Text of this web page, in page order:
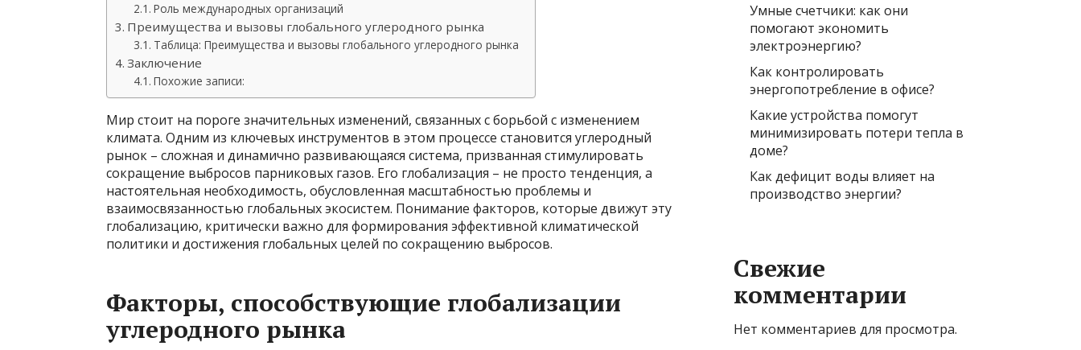
Роль международных организаций
Преимущества и вызовы глобального углеродного рынка
Таблица: Преимущества и вызовы глобального углеродного рынка
Заключение
Похожие записи:
Мир стоит на пороге значительных изменений, связанных с борьбой с изменением
климата. Одним из ключевых инструментов в этом процессе становится углеродный
рынок – сложная и динамично развивающаяся система, призванная стимулировать
сокращение выбросов парниковых газов. Его глобализация – не просто тенденция, а
настоятельная необходимость, обусловленная масштабностью проблемы и
взаимосвязанностью глобальных экосистем. Понимание факторов, которые движут эту
глобализацию, критически важно для формирования эффективной климатической
политики и достижения глобальных целей по сокращению выбросов.
Факторы, способствующие глобализации
углеродного рынка
Умные счетчики: как они
помогают экономить
электроэнергию?
Как контролировать
энергопотребление в офисе?
Какие устройства помогут
минимизировать потери тепла в
доме?
Как дефицит воды влияет на
производство энергии?
Свежие
комментарии
Нет комментариев для просмотра.